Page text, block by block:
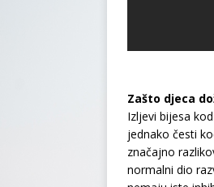
Zašto djeca
Izljevi bijesa
jednako česti
značajno
normalni dio